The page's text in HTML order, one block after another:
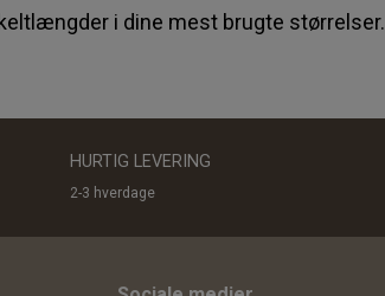
i dine mest brugte størrelser.
HURTIG LEVERING
2-3 hverdage